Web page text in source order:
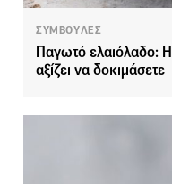
ΣΥΜΒΟΥΛΕΣ
Παγωτό ελαιόλαδο:
αξίζει να δοκιμάσετε